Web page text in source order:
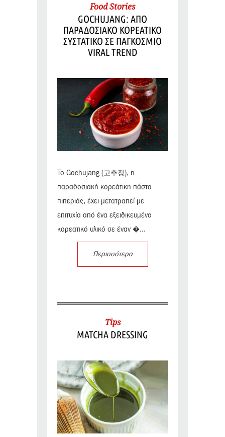
Food Stories
GOCHUJANG: ΑΠΟ
ΠΑΡΑΔΟΣΙΑΚΟ ΚΟΡΕΑΤΙΚΟ
ΣΥΣΤΑΤΙΚΟ ΣΕ ΠΑΓΚΟΣΜΙΟ
VIRAL TREND
Το Gochujang (고추장), η
παραδοσιακή κορεάτικη πάστα
πιπεριάς, έχει μετατραπεί με
επιτυχία από ένα εξειδικευμένο
κορεατικό υλικό σε έναν �...
Περισσότερα
Tips
MATCHA DRESSING